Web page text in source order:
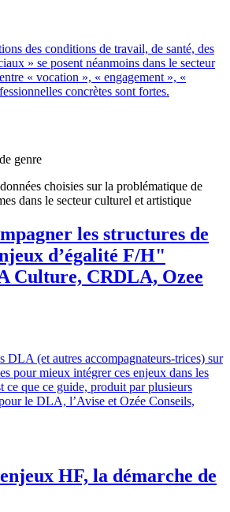
des conditions de travail, de santé, des
» se posent néanmoins dans le secteur
« vocation », « engagement », «
concrètes sont fortes.
genre
choisies sur la problématique de
dans le secteur culturel et artistique
les structures de
d’égalité F/H"
Culture, CRDLA, Ozee
DLA (et autres accompagnateurs-trices) sur
pour mieux intégrer ces enjeux dans les
ce que ce guide, produit par plusieurs
le DLA, l’Avise et Ozée Conseils,
HF, la démarche de